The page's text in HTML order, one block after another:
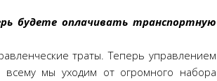
будете оплачивать транспортную
траты. Теперь управлением
мы уходим от огромного набора